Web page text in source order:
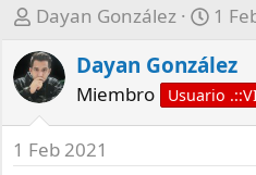
A
t
o
r
Dayan González
F
c
h
a
e
1
Dayan González
Miembro Usuario
1 Feb 2021